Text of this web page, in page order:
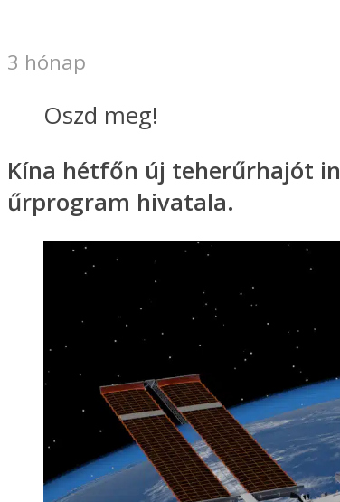
3 hónap
Oszd meg!
Kína hétfőn új teherűrhajót
űrprogram hivatala.